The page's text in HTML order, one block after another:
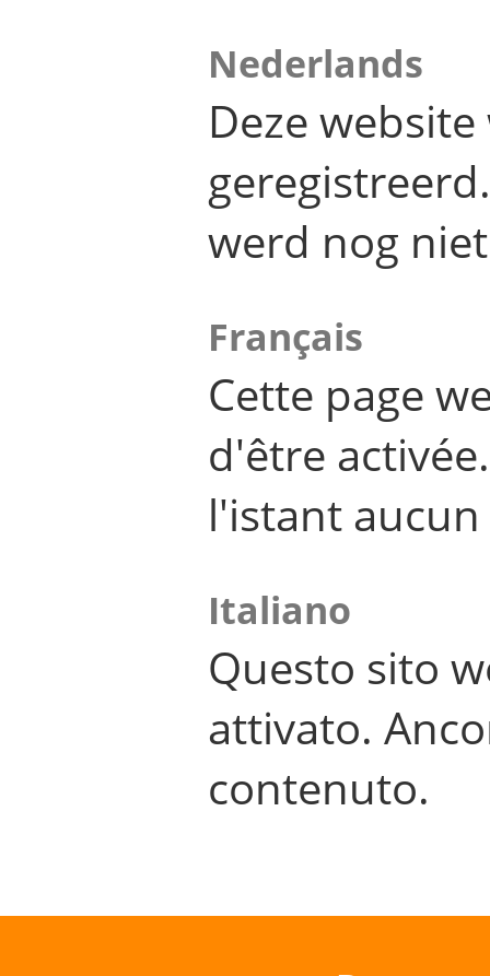
Nederlands
Deze
werd nog
Français
Cette page
d'être
l'istant
Italiano
Questo sito
attivato.
contenuto.